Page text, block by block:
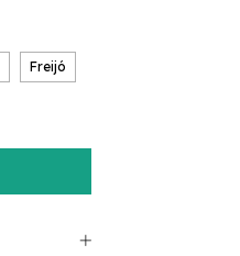
Freijó